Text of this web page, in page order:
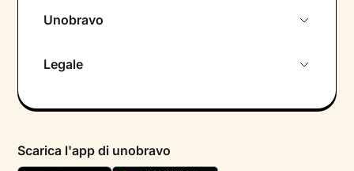
Unobravo
Psicologo in chat
Legale
Termini e condizioni
Scarica l'app di unobravo